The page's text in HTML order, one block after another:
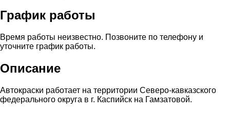
График работы
Время работы неизвестно. Позвоните по телефону и
уточните график работы.
Описание
Автокраски работает на территории Северо-кавказского
федерального округа в г. Каспийск на Гамзатовой.